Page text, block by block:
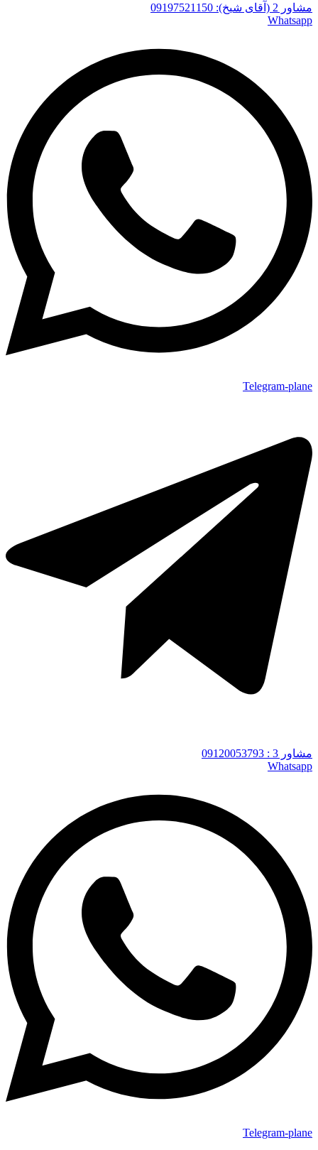
مشاور 2 (آقای شیخ): 09197521150
Whatsapp
Telegram-plane
مشاور 3 : 09120053793
Whatsapp
Telegram-plane